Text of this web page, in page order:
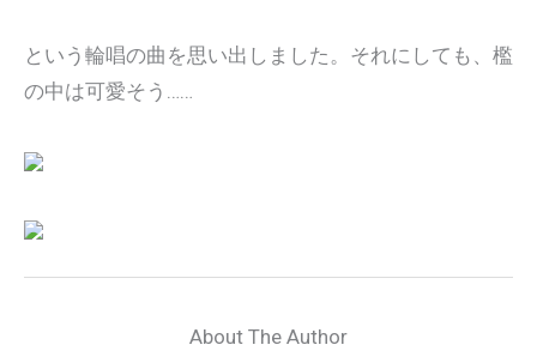
という輪唱の曲を思い出しました。それにしても、檻
の中は可愛そう……
About The Author